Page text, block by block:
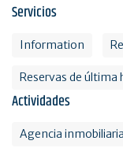
Servicios
Information
Reservas de última
Actividades
Agencia inmobiliaria